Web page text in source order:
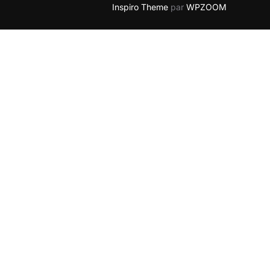
Inspiro Theme par WPZOOM